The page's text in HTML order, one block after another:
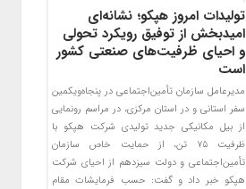
تولیدات امروز هپکو؛ نشانه‌ای
امیدبخش از توفیق رویکرد تحولی
و احیای ظرفیت‌های صنعتی کشور
است
مدیرعامل سازمان تأمین‌اجتماعی در پنجاه‌ویکمین
سفر استانی و در استان مرکزی، در مراسم رونمایی
از بیل مکانیکی جدید تولیدی شرکت هپکو با
ظرفیت ۷۵ تن، از حمایت خاص سازمان
تأمین‌اجتماعی و دولت سیزدهم از احیای شرکت
هپکو خبر داد و گفت: حسب فرمایشات مقام